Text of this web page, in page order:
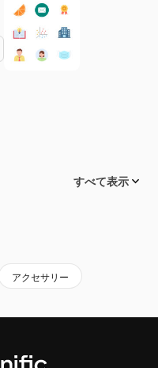
すべて表示
アクセサリー